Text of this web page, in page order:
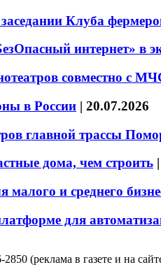
Клуба
интернет» в
совместно с
в России | 20.07.2026
главной трассы
дома, чем строить |
и среднего
для
(реклама в газете и на